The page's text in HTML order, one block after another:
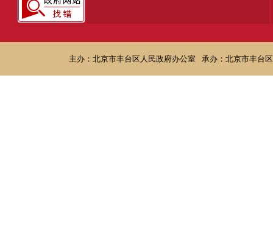
主办：北京市丰台区人民政府办公室 承办：北京市丰台